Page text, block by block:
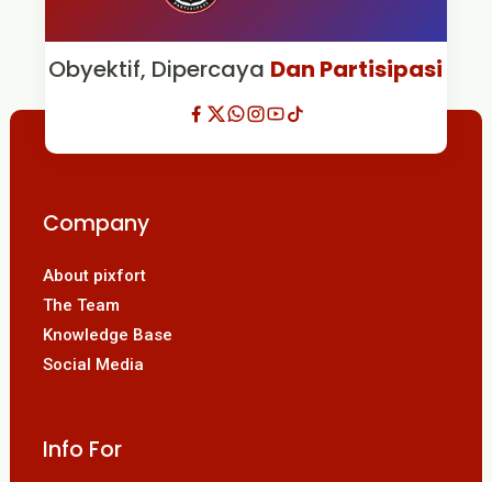
Obyektif, Dipercaya Dan Partisipasi
Company
About pixfort
The Team
Knowledge Base
Social Media
Info For